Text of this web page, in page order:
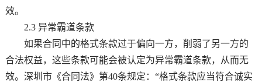
效。
2.3 异常霸道条款
如果合同中的格式条款过于偏向一方，削弱了另一方的
合法权益，这些条款可能会被认定为异常霸道条款，从而无
效。深圳市《合同法》第40条规定：“格式条款应当符合诚实